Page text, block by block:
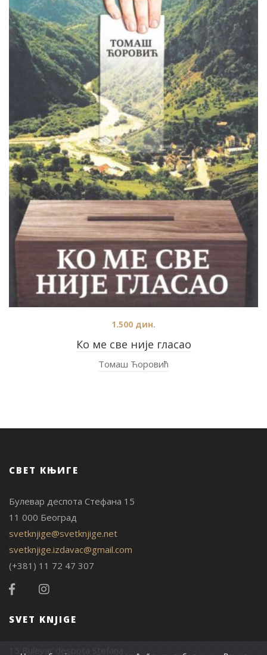
Ко ме све није гласао
1.500 дин.
Томаш Ћоровић
СВЕТ КЊИГЕ
Булевар деспота Стефана 15
11 000 Београд
svetknjige@svetknjige.net
svetknjige.izdavac@gmail.com
(+381) 11 72 47 307
SVET KNJIGE
15 Bulevar despota Stefana